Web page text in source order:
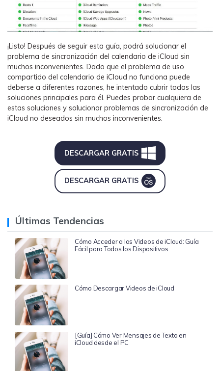
¡Listo! Después de seguir esta guía, podrá solucionar el
problema de sincronización del calendario de iCloud sin
muchos inconvenientes. Dado que el problema de uso
compartido del calendario de iCloud no funciona puede
deberse a diferentes razones, he intentado cubrir todas las
soluciones principales para él. Puedes probar cualquiera de
estas soluciones y solucionar problemas de sincronización de
iCloud no deseados sin muchos inconvenientes.
DESCARGAR GRATIS
DESCARGAR GRATIS
Últimas Tendencias
Cómo Acceder a los Videos de iCloud: Guía
Fácil para Todos los Dispositivos
Cómo Descargar Videos de iCloud
[Guía] Cómo Ver Mensajes de Texto en
iCloud desde el PC